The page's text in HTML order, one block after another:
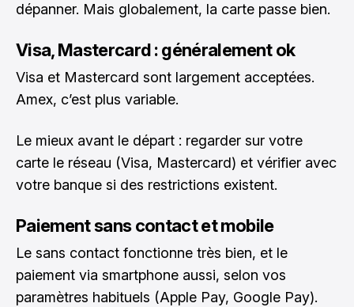
dépanner. Mais globalement, la carte passe bien.
Visa, Mastercard : généralement ok
Visa et Mastercard sont largement acceptées.
Amex, c’est plus variable.
Le mieux avant le départ : regarder sur votre
carte le réseau (Visa, Mastercard) et vérifier avec
votre banque si des restrictions existent.
Paiement sans contact et mobile
Le sans contact fonctionne très bien, et le
paiement via smartphone aussi, selon vos
paramètres habituels (Apple Pay, Google Pay).